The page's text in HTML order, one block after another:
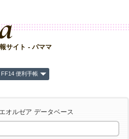
サイト - パママ
FF14 便利手帳
オルゼア データベース